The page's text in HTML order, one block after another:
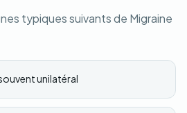
typiques suivants de Migraine
unilatéral